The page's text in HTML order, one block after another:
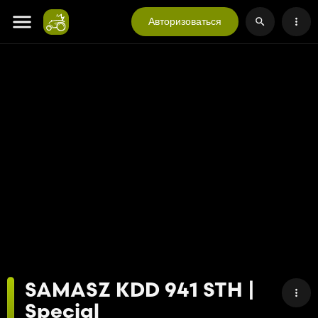
Авторизоваться
SAMASZ KDD 941 STH |
Special